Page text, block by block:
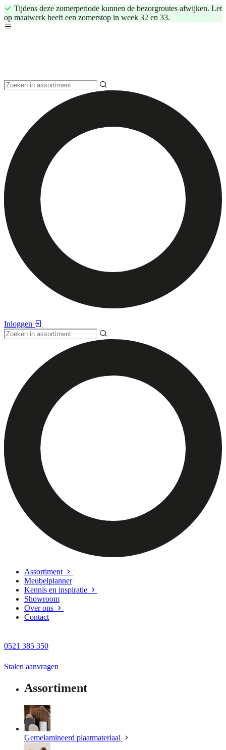
Tijdens deze zomerperiode kunnen de bezorgroutes afwijken. Let
op maatwerk heeft een zomerstop in week 32 en 33.
Inloggen
Assortiment
Meubelplanner
Kennis en inspiratie
Showroom
Over ons
Contact
0521 385 350
Stalen aanvragen
Assortiment
Gemelamineerd plaatmateriaal